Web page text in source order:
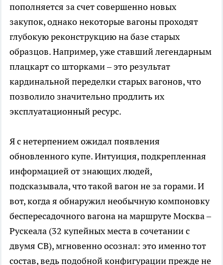
пополняется за счет совершенно новых
закупок, однако некоторые вагоны проходят
глубокую реконструкцию на базе старых
образцов. Например, уже ставший легендарным
плацкарт со шторками – это результат
кардинальной переделки старых вагонов, что
позволило значительно продлить их
эксплуатационный ресурс.
Я с нетерпением ожидал появления
обновленного купе. Интуиция, подкрепленная
информацией от знающих людей,
подсказывала, что такой вагон не за горами. И
вот, когда я обнаружил необычную компоновку
беспересадочного вагона на маршруте Москва –
Рускеала (32 купейных места в сочетании с
двумя СВ), мгновенно осознал: это именно тот
состав, ведь подобной конфигурации прежде не